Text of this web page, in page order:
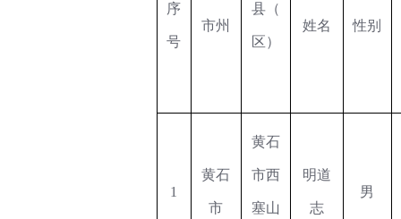
序
号
市州
县（
区）
姓名 性别
1
黄石
市
黄石
市西
塞山
明道
志
男